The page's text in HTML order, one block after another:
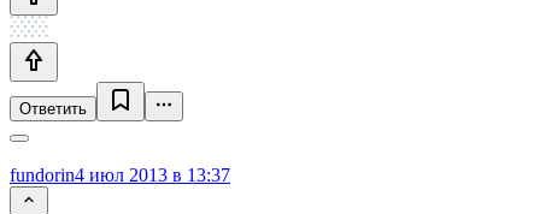
Ответить
fundorin4 июл 2013 в 13:37